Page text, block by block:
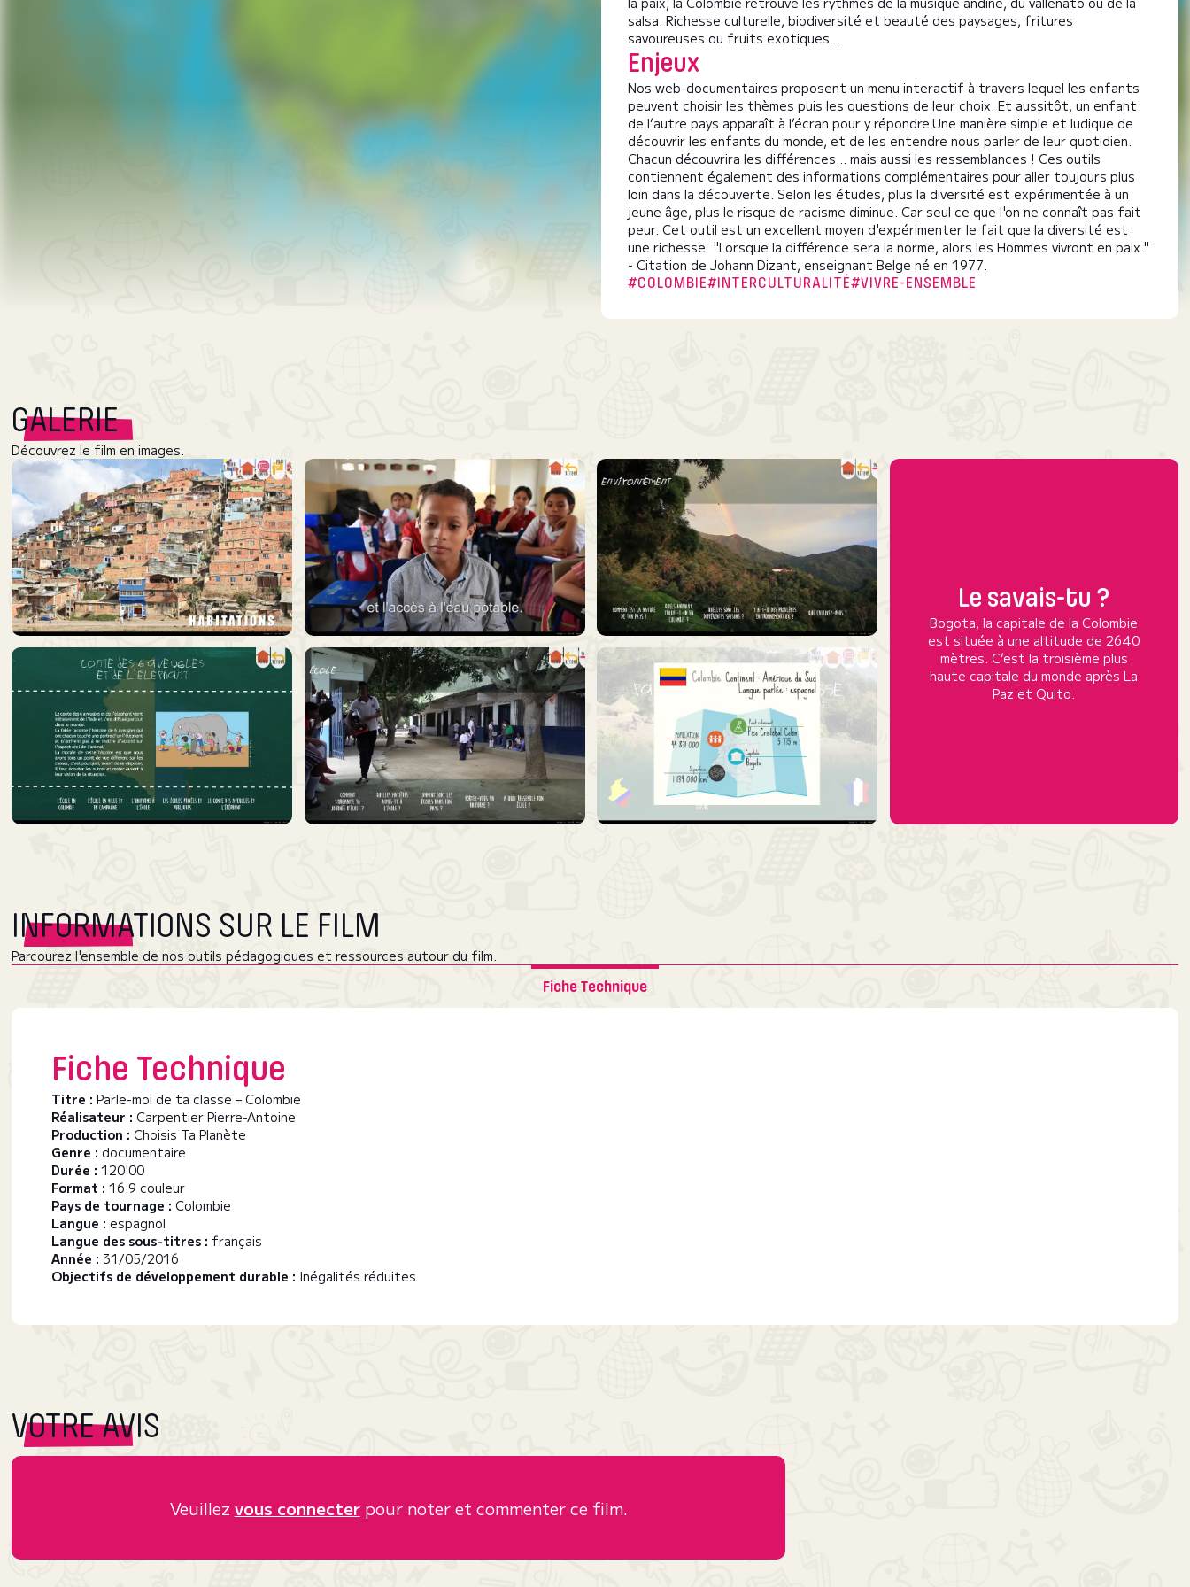
salsa. Richesse culturelle, biodiversité et beauté des paysages, fritures
savoureuses ou fruits exotiques...
Enjeux
Nos web-documentaires proposent un menu interactif à travers lequel les enfants
peuvent choisir les thèmes puis les questions de leur choix. Et aussitôt, un enfant
de l’autre pays apparaît à l’écran pour y répondre. ​ Une manière simple et ludique de
découvrir les enfants du monde, et de les entendre nous parler de leur quotidien.
Chacun découvrira les différences... mais aussi les ressemblances ! Ces outils
contiennent également des informations complémentaires pour aller toujours plus
loin dans la découverte. Selon les études, plus la diversité est expérimentée à un
jeune âge, plus le risque de racisme diminue. Car seul ce que l'on ne connaît pas fait
peur. Cet outil est un excellent moyen d'expérimenter le fait que la diversité est
une richesse. "Lorsque la différence sera la norme, alors les Hommes vivront en paix."
- Citation de Johann Dizant, enseignant Belge né en 1977.
#COLOMBIE#INTERCULTURALITÉ#VIVRE-ENSEMBLE
GALERIE
Découvrez le film en images.
Le savais-tu ?
Bogota, la capitale de la Colombie
est située à une altitude de 2640
mètres. C’est la troisième plus
haute capitale du monde après La
Paz et Quito.
INFORMATIONS SUR LE FILM
Parcourez l'ensemble de nos outils pédagogiques et ressources autour du film.
Fiche Technique
Fiche Technique
Titre : Parle-moi de ta classe – Colombie
Réalisateur : Carpentier Pierre-Antoine
Production : Choisis Ta Planète
Genre : documentaire
Durée : 120'00
Format : 16.9 couleur
Pays de tournage : Colombie
Langue : espagnol
Langue des sous-titres : français
Année : 31/05/2016
Objectifs de développement durable : Inégalités réduites
VOTRE AVIS
Veuillez vous connecterpour noter et commenter ce film.